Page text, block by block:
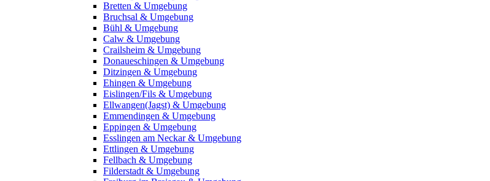
Bretten & Umgebung
Bruchsal & Umgebung
Bühl & Umgebung
Calw & Umgebung
Crailsheim & Umgebung
Donaueschingen & Umgebung
Ditzingen & Umgebung
Ehingen & Umgebung
Eislingen/Fils & Umgebung
Ellwangen(Jagst) & Umgebung
Emmendingen & Umgebung
Eppingen & Umgebung
Esslingen am Neckar & Umgebung
Ettlingen & Umgebung
Fellbach & Umgebung
Filderstadt & Umgebung